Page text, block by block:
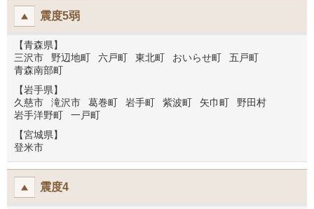
震度5弱
【青森県】
三沢市
野辺地町 六戸町 東北町 おいらせ町
五戸町
青森南部町
【岩手県】
久慈市
滝沢市 葛巻町 岩手町 紫波町 矢巾町
野田村
岩手洋野町
一戸町
【宮城県】
登米市
震度4